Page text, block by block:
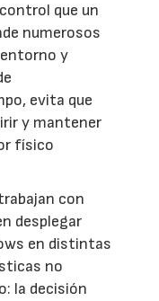
que un
numerosos
y
evita que
y mantener
físico
con
desplegar
en distintas
no
la decisión